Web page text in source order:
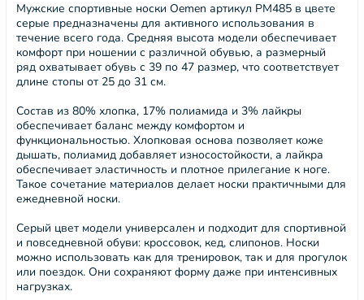
Мужские спортивные носки Oemen артикул PM485 в цвете
серые предназначены для активного использования в
течение всего года. Средняя высота модели обеспечивает
комфорт при ношении с различной обувью, а размерный
ряд охватывает обувь с 39 по 47 размер, что соответствует
длине стопы от 25 до 31 см.
Состав из 80% хлопка, 17% полиамида и 3% лайкры
обеспечивает баланс между комфортом и
функциональностью. Хлопковая основа позволяет коже
дышать, полиамид добавляет износостойкости, а лайкра
обеспечивает эластичность и плотное прилегание к ноге.
Такое сочетание материалов делает носки практичными для
ежедневной носки.
Серый цвет модели универсален и подходит для спортивной
и повседневной обуви: кроссовок, кед, слипонов. Носки
можно использовать как для тренировок, так и для прогулок
или поездок. Они сохраняют форму даже при интенсивных
нагрузках.